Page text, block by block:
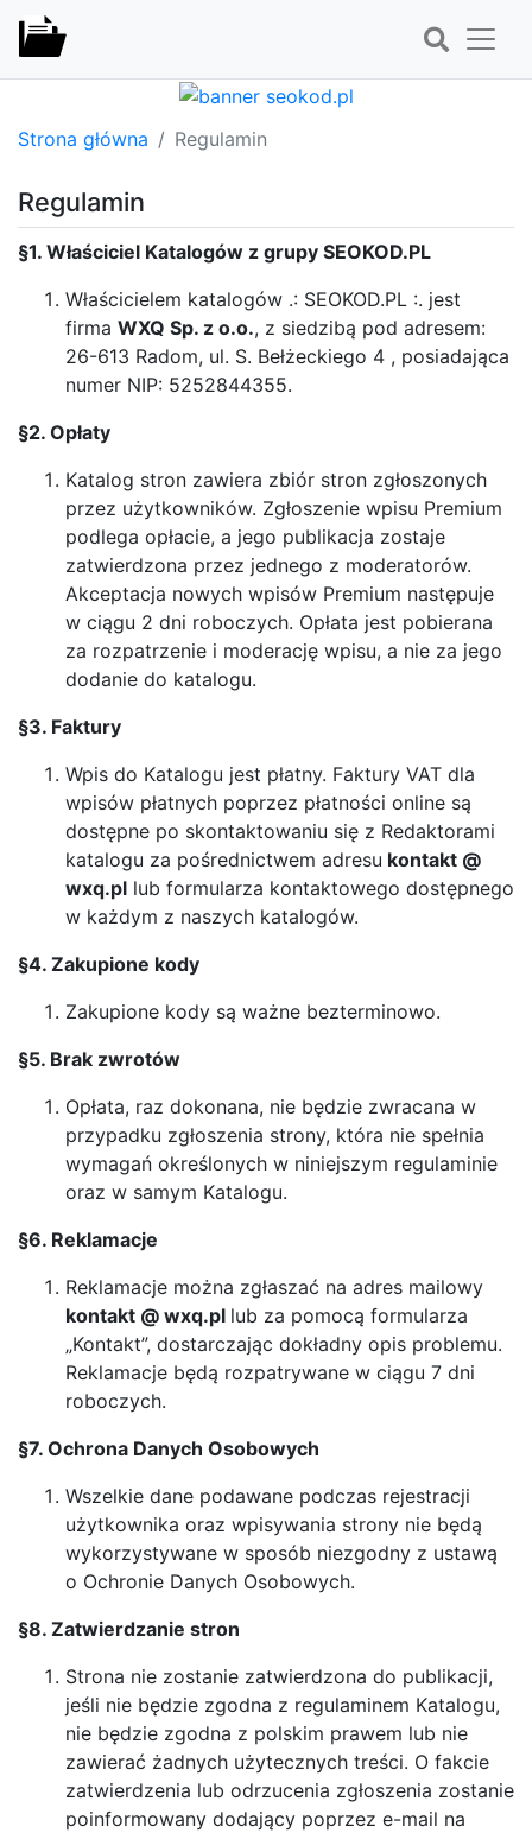
Strona główna Regulamin
Regulamin
§1. Właściciel Katalogów z grupy SEOKOD.PL
Właścicielem katalogów .: SEOKOD.PL :. jest
firma WXQ Sp. z o.o., z siedzibą pod adresem:
26-613 Radom, ul. S. Bełżeckiego 4 , posiadająca
numer NIP: 5252844355.
§2. Opłaty
Katalog stron zawiera zbiór stron zgłoszonych
przez użytkowników. Zgłoszenie wpisu Premium
podlega opłacie, a jego publikacja zostaje
zatwierdzona przez jednego z moderatorów.
Akceptacja nowych wpisów Premium następuje
w ciągu 2 dni roboczych. Opłata jest pobierana
za rozpatrzenie i moderację wpisu, a nie za jego
dodanie do katalogu.
§3. Faktury
Wpis do Katalogu jest płatny. Faktury VAT dla
wpisów płatnych poprzez płatności online są
dostępne po skontaktowaniu się z Redaktorami
katalogu za pośrednictwem adresu kontakt @
wxq.pl lub formularza kontaktowego dostępnego
w każdym z naszych katalogów.
§4. Zakupione kody
Zakupione kody są ważne bezterminowo.
§5. Brak zwrotów
Opłata, raz dokonana, nie będzie zwracana w
przypadku zgłoszenia strony, która nie spełnia
wymagań określonych w niniejszym regulaminie
oraz w samym Katalogu.
§6. Reklamacje
Reklamacje można zgłaszać na adres mailowy
kontakt @ wxq.pl lub za pomocą formularza
„Kontakt”, dostarczając dokładny opis problemu.
Reklamacje będą rozpatrywane w ciągu 7 dni
roboczych.
§7. Ochrona Danych Osobowych
Wszelkie dane podawane podczas rejestracji
użytkownika oraz wpisywania strony nie będą
wykorzystywane w sposób niezgodny z ustawą
o Ochronie Danych Osobowych.
§8. Zatwierdzanie stron
Strona nie zostanie zatwierdzona do publikacji,
jeśli nie będzie zgodna z regulaminem Katalogu,
nie będzie zgodna z polskim prawem lub nie
zawierać żadnych użytecznych treści. O fakcie
zatwierdzenia lub odrzucenia zgłoszenia zostanie
poinformowany dodający poprzez e-mail na